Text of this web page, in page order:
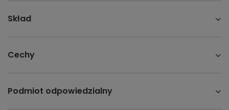
Skład
Cechy
Podmiot odpowiedzialny